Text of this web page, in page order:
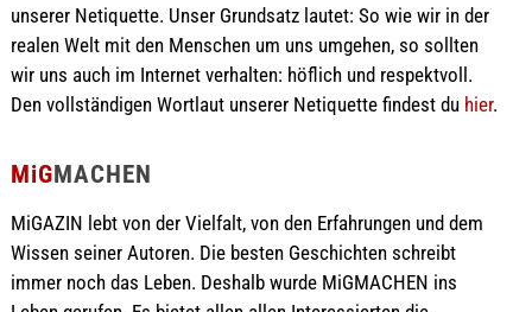
unserer Netiquette. Unser Grundsatz lautet: So wie wir in der
realen Welt mit den Menschen um uns umgehen, so sollten
wir uns auch im Internet verhalten: höflich und respektvoll.
Den vollständigen Wortlaut unserer Netiquette findest du hier.
MiGMACHEN
MiGAZIN lebt von der Vielfalt, von den Erfahrungen und dem
Wissen seiner Autoren. Die besten Geschichten schreibt
immer noch das Leben. Deshalb wurde MiGMACHEN ins